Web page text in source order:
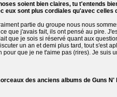
soient bien claires, tu t'entends
eux sont plus cordiales qu'avec
partie du groupe nous nous
que j'avais fait, ils ont pensé au pire.
que je sois si réservé quant aux
un an et demi plus tard, tout s'est
pour que je ne t'aime pas (rires). Je suis
des anciens albums de Guns